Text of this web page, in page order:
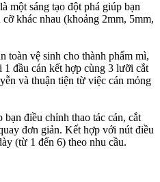
một sáng tạo đột phá giúp bạn
khác nhau (khoảng 2mm, 5mm,
toàn vệ sinh cho thành phẩm mì,
đầu cán kết hợp cùng 3 lưỡi cắt
và thuận tiện từ việc cán mỏng
điều chỉnh thao tác cán, cắt
đơn giản. Kết hợp với nút điều
(từ 1 đến 6) theo nhu cầu.